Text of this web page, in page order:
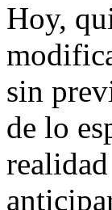
Hoy,
sin
de lo